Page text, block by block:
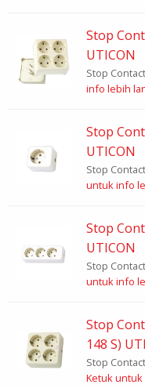
Stop
UTICON
Stop
info lebih
Stop
UTICON
Stop
untuk info
Stop
UTICON
Stop
untuk info
Stop
148 S)
Stop
Ketuk